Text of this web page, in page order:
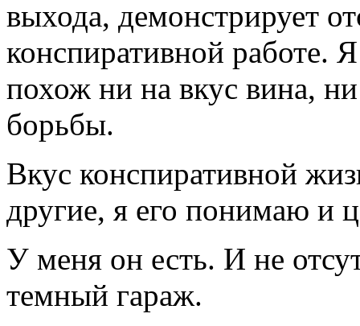
выхода, демонстрирует
конспиративной работе.
похож ни на вкус вина,
борьбы.
Вкус конспиративной
другие, я его понимаю и
У меня он есть. И не
темный гараж.